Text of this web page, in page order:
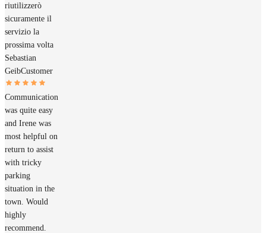
riutilizzerò
sicuramente il
servizio la
prossima volta
Sebastian
GeibCustomer
Communication
was quite easy
and Irene was
most helpful on
return to assist
with tricky
parking
situation in the
town. Would
highly
recommend.